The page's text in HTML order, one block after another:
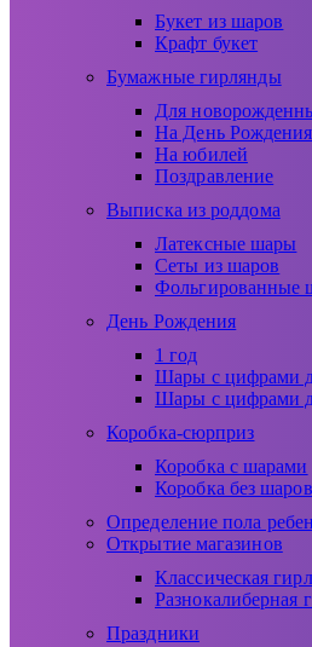
Букет из шаров
Крафт букет
Бумажные гирлянды
Для
На День Рождения
На юбилей
Поздравление
Выписка из роддома
Латексные шары
Сеты из шаров
Фольгированные
День Рождения
1 год
Шары с цифрами
Шары с цифрами
Коробка-сюрприз
Коробка с шарами
Коробка без шаров
Определение пола
Открытие магазинов
Классическая
Разнокалиберная
Праздники